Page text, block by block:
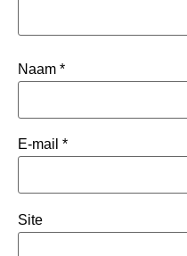
Naam *
E-mail *
Site